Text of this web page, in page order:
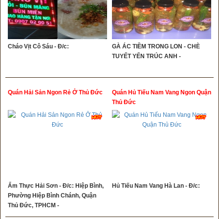
Cháo Vịt Cô Sáu - Đ/c:
GÀ ÁC TIỀM TRONG LON - CHÈ
TUYẾT YẾN TRÚC ANH -
Quán Hải Sản Ngon Rẻ Ở Thủ Đức
Ẩm Thực Hải Sơn - Đ/c: Hiệp Bình,
Phường Hiệp Bình Chánh, Quận
Thủ Đức, TPHCM -
Quán Hủ Tiếu Nam Vang Ngon Quận
Thủ Đức
Hủ Tiếu Nam Vang Hà Lan - Đ/c: